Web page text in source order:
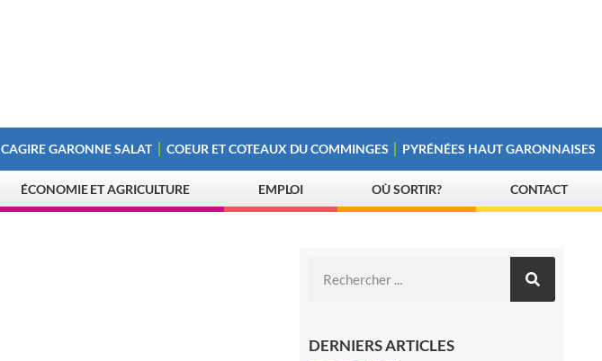
CAGIRE GARONNE SALAT COEUR ET COTEAUX DU COMMINGES PYRÉNÉES HAUT GARONNAISES
ÉCONOMIE ET AGRICULTURE EMPLOI OÙ SORTIR? CONTACT
DERNIERS ARTICLES